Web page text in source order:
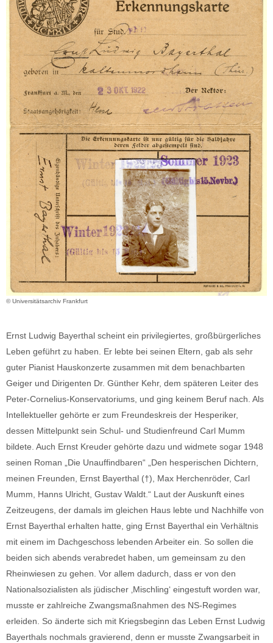
© Universitätsarchiv Frankfurt
Ernst Ludwig Bayerthal scheint ein privilegiertes, großbürgerliches
Leben geführt zu haben. Er lebte bei seinen Eltern, gab als sehr
guter Pianist Hauskonzerte zusammen mit dem benachbarten
Geiger und Dirigenten Dr. Günther Kehr, dem späteren Leiter des
Peter-Cornelius-Konservatoriums, und ging keinem Beruf nach. Als
Intellektueller gehörte er zum Freundeskreis der Hesperiker,
dessen Mittelpunkt sein Schul- und Studienfreund Carl Mumm
bildete. Auch Ernst Kreuder gehörte dazu und widmete sogar 1948
seinen Roman „Die Unauffindbaren“ „Den hesperischen Dichtern,
meinen Freunden, Ernst Bayerthal (†), Max Herchenröder, Carl
Mumm, Hanns Ulricht, Gustav Waldt.“ Laut der Auskunft eines
Zeitzeugens, der damals im gleichen Haus lebte und Nachhilfe von
Ernst Bayerthal erhalten hatte, ging Ernst Bayerthal ein Verhältnis
mit einem im Dachgeschoss lebenden Arbeiter ein. So sollen die
beiden sich abends verabredet haben, um gemeinsam zu den
Rheinwiesen zu gehen. Vor allem dadurch, dass er von den
Nationalsozialisten als jüdischer ‚Mischling‘ eingestuft worden war,
musste er zahlreiche Zwangsmaßnahmen des NS-Regimes
erleiden. So änderte sich mit Kriegsbeginn das Leben Ernst Ludwig
Bayerthals nochmals gravierend, denn er musste Zwangsarbeit in